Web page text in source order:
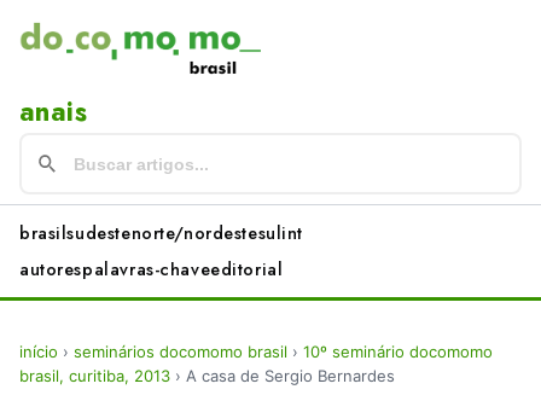
anais
brasilsudestenorte/nordestesulint
autorespalavras-chaveeditorial
início › seminários docomomo brasil › 10º seminário docomomo
brasil, curitiba, 2013 › A casa de Sergio Bernardes